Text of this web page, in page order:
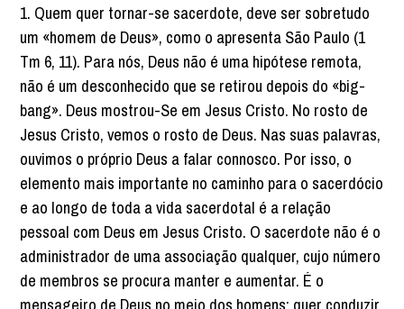
1. Quem quer tornar-se sacerdote, deve ser sobretudo
um «homem de Deus», como o apresenta São Paulo (1
Tm 6, 11). Para nós, Deus não é uma hipótese remota,
não é um desconhecido que se retirou depois do «big-
bang». Deus mostrou-Se em Jesus Cristo. No rosto de
Jesus Cristo, vemos o rosto de Deus. Nas suas palavras,
ouvimos o próprio Deus a falar connosco. Por isso, o
elemento mais importante no caminho para o sacerdócio
e ao longo de toda a vida sacerdotal é a relação
pessoal com Deus em Jesus Cristo. O sacerdote não é o
administrador de uma associação qualquer, cujo número
de membros se procura manter e aumentar. É o